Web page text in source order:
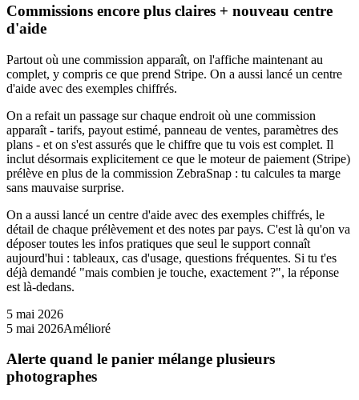
Commissions encore plus claires + nouveau centre
d'aide
Partout où une commission apparaît, on l'affiche maintenant au
complet, y compris ce que prend Stripe. On a aussi lancé un centre
d'aide avec des exemples chiffrés.
On a refait un passage sur chaque endroit où une commission
apparaît - tarifs, payout estimé, panneau de ventes, paramètres des
plans - et on s'est assurés que le chiffre que tu vois est complet. Il
inclut désormais explicitement ce que le moteur de paiement (Stripe)
prélève en plus de la commission ZebraSnap : tu calcules ta marge
sans mauvaise surprise.
On a aussi lancé un centre d'aide avec des exemples chiffrés, le
détail de chaque prélèvement et des notes par pays. C'est là qu'on va
déposer toutes les infos pratiques que seul le support connaît
aujourd'hui : tableaux, cas d'usage, questions fréquentes. Si tu t'es
déjà demandé "mais combien je touche, exactement ?", la réponse
est là-dedans.
5 mai 2026
5 mai 2026Amélioré
Alerte quand le panier mélange plusieurs
photographes